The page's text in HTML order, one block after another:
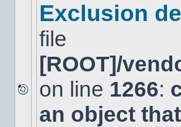
Aucun
nouveau
message
Exclusion
file
[ROOT]/
on line 1266:
an object